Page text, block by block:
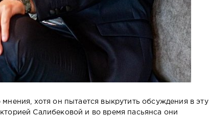
хотя он пытается выкрутить обсуждения в эту
Салибековой и во время пасьянса они